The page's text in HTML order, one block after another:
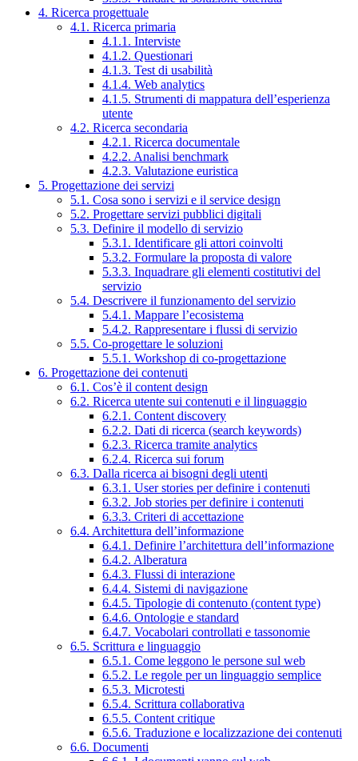
4. Ricerca progettuale
4.1. Ricerca primaria
4.1.1. Interviste
4.1.2. Questionari
4.1.3. Test di usabilità
4.1.4. Web analytics
4.1.5. Strumenti di mappatura dell’esperienza
utente
4.2. Ricerca secondaria
4.2.1. Ricerca documentale
4.2.2. Analisi benchmark
4.2.3. Valutazione euristica
5. Progettazione dei servizi
5.1. Cosa sono i servizi e il service design
5.2. Progettare servizi pubblici digitali
5.3. Definire il modello di servizio
5.3.1. Identificare gli attori coinvolti
5.3.2. Formulare la proposta di valore
5.3.3. Inquadrare gli elementi costitutivi del
servizio
5.4. Descrivere il funzionamento del servizio
5.4.1. Mappare l’ecosistema
5.4.2. Rappresentare i flussi di servizio
5.5. Co-progettare le soluzioni
5.5.1. Workshop di co-progettazione
6. Progettazione dei contenuti
6.1. Cos’è il content design
6.2. Ricerca utente sui contenuti e il linguaggio
6.2.1. Content discovery
6.2.2. Dati di ricerca (search keywords)
6.2.3. Ricerca tramite analytics
6.2.4. Ricerca sui forum
6.3. Dalla ricerca ai bisogni degli utenti
6.3.1. User stories per definire i contenuti
6.3.2. Job stories per definire i contenuti
6.3.3. Criteri di accettazione
6.4. Architettura dell’informazione
6.4.1. Definire l’architettura dell’informazione
6.4.2. Alberatura
6.4.3. Flussi di interazione
6.4.4. Sistemi di navigazione
6.4.5. Tipologie di contenuto (content type)
6.4.6. Ontologie e standard
6.4.7. Vocabolari controllati e tassonomie
6.5. Scrittura e linguaggio
6.5.1. Come leggono le persone sul web
6.5.2. Le regole per un linguaggio semplice
6.5.3. Microtesti
6.5.4. Scrittura collaborativa
6.5.5. Content critique
6.5.6. Traduzione e localizzazione dei contenuti
6.6. Documenti